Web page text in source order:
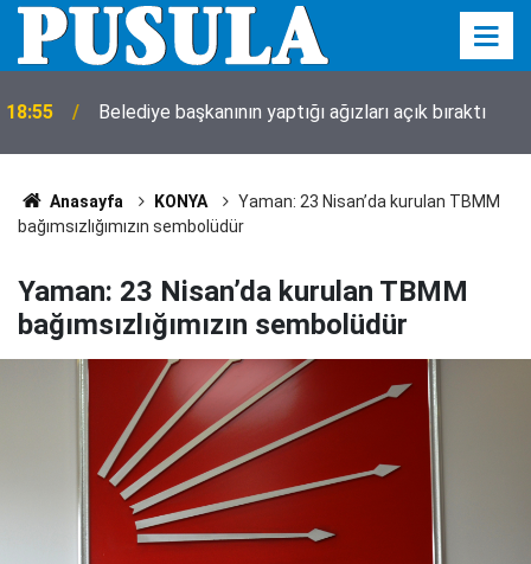
17:13 Konya'da bugün vefat edenler! 9 Ağustos 2026
Anasayfa KONYA
Yaman: 23 Nisan’da kurulan TBMM
bağımsızlığımızın sembolüdür
Yaman: 23 Nisan’da kurulan TBMM
bağımsızlığımızın sembolüdür